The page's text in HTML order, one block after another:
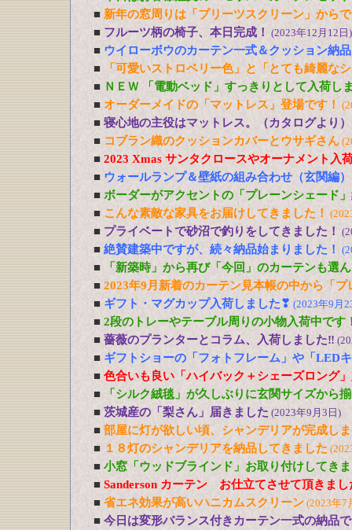
■ 新年の窓周りは「プリーツスクリーン」から
■ フルーツ柄の椅子、本日完成！ (2023年12月12日)
■ ウイローボウのカーテン一式＆クッション納
■
「可愛いストロベリー色」と「とても綺麗な
■ ＮＥＷ 「電動ベッド」すっきりとして入荷し
■ オーダーメイドの「マットレス」登場です！
■ 寝心地の主役はマットレス。（カタログより）
■ コブラン織のクッションカバーとウサギさん
■ 2023 Xmas サンタクロースやオーナメント入
■ ウォールランプ＆壁紙の組み合わせ（玄関編）
■ ボーダーがアクセントの「プレーンシェード
■ こんな素敵な家具をお届けしてきました！
■ プライベートで砂沼で釣りをしてきました！
■ 絶賛建築中ですが、続々納品始まりました！
■
「新築時」から再び「今回」のカーテンも選
■ 2023年9月新着のカーテン見本帳の中から「
■ ギフト・マグカップ入荷しました❣ (2023年9月
■ 2段のトレーやテーブル周りの小物入荷中です
■ 薔薇のプランターとコラム、入荷しました‼
■ ギフトショーの「フォトフレーム」や「LED
■ 色合いも良い「ハイバック＋シェーズロング
■
「シルク絨毯」が久しぶりに玄関サイズから
■ 茨城産の「梨さん」届きました (2023年9月3日)
■ 部屋に灯が欲しい頃、シャンデリアが完成し
■ １８灯のシャンデリアを納品してきました
■ 小窓「ウッドブラインド」お取り付けしてき
■ Sanderson カーテン お仕立てさせて頂きまし
■ 省エネ効果が高いハニカムスクリーン (2023年7
■ 今日は変形バランス付きカーテン一式の納品